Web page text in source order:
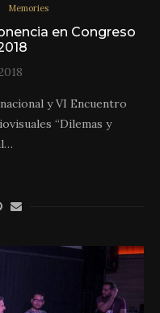
Memories
en Congreso
y VI Encuentro
“Dilemas y